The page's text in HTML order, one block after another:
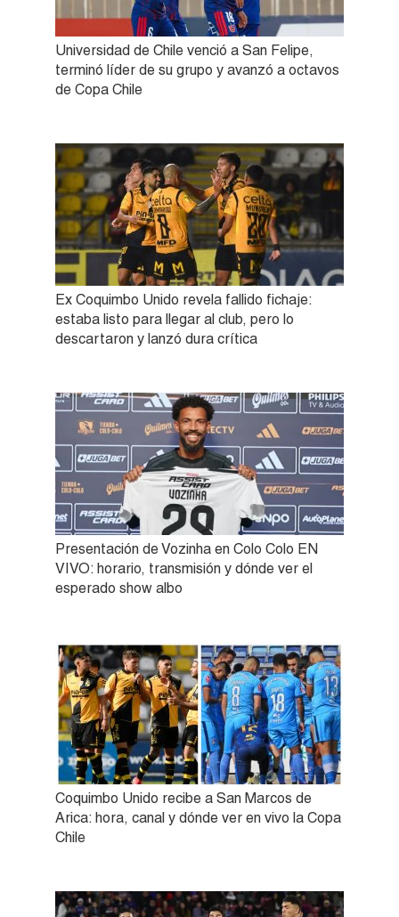
Universidad de Chile venció a San Felipe,
terminó líder de su grupo y avanzó a octavos
de Copa Chile
Ex Coquimbo Unido revela fallido fichaje:
estaba listo para llegar al club, pero lo
descartaron y lanzó dura crítica
Presentación de Vozinha en Colo Colo EN
VIVO: horario, transmisión y dónde ver el
esperado show albo
Coquimbo Unido recibe a San Marcos de
Arica: hora, canal y dónde ver en vivo la Copa
Chile